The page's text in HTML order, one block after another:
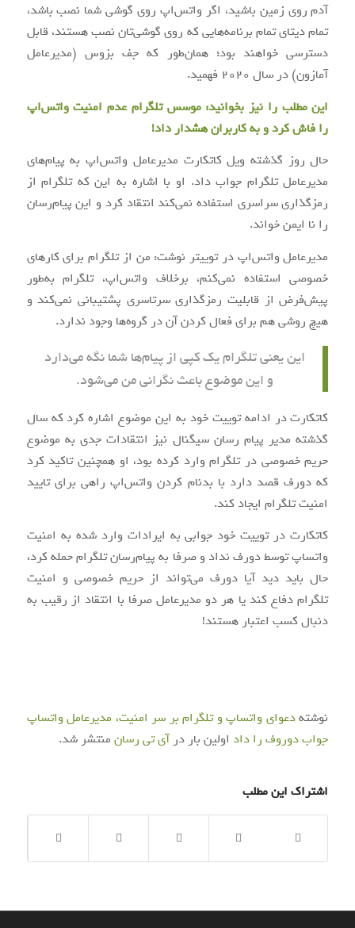
آدم روی زمین باشید، اگر واتس‌اپ روی گوشی شما نصب باشد،
تمام دیتای تمام برنامه‌هایی که روی گوشی‌تان نصب هستند، قابل
دسترسی خواهند بود؛ همان‌طور که جف بزوس (مدیرعامل
آمازون) در سال 2020 فهمید.
این مطلب را نیز بخوانید:موسس تلگرام عدم امنیت واتس‌اپ
را فاش کرد و به کاربران هشدار داد!
حال روز گذشته ویل کاتکارت مدیرعامل واتس‌اپ به پیام‌های
مدیرعامل تلگرام جواب داد. او با اشاره به این که تلگرام از
رمزگذاری سراسری استفاده نمی‌کند انتقاد کرد و این پیام‌رسان
را نا ایمن خواند.
مدیرعامل واتس‌اپ در توییتر نوشت: من از تلگرام برای کارهای
خصوصی استفاده نمی‌کنم، برخلاف واتس‌اپ، تلگرام به‌طور
پیش‌فرض از قابلیت رمزگذاری سرتاسری پشتیبانی نمی‌کند و
هیچ روشی هم برای فعال کردن آن در گروه‌ها وجود ندارد.
این یعنی تلگرام یک کپی از پیام‌ها شما نگه می‌دارد
و این موضوع باعث نگرانی من می‌شود.
کاتکارت در ادامه توییت خود به این موضوع اشاره کرد که سال
گذشته مدیر پیام رسان سیگنال نیز انتقادات جدی به موضوع
حریم خصوصی در تلگرام وارد کرده بود، او همچنین تاکید کرد
که دورف قصد دارد با بدنام کردن واتس‌اپ راهی برای تایید
امنیت تلگرام ایجاد کند.
کاتکارت در توییت خود جوابی به ایرادات وارد شده به امنیت
واتساپ توسط دورف نداد و صرفا به پیام‌رسان تلگرام حمله کرد،
حال باید دید آیا دورف می‌تواند از حریم خصوصی و امنیت
تلگرام دفاع کند یا هر دو مدیرعامل صرفا با انتقاد از رقیب به
دنبال کسب اعتبار هستند!
نوشتهدعوای واتساپ و تلگرام بر سر امنیت، مدیرعامل واتساپ
جواب دوروف را داداولین بار درآی‌ تی‌ رسانمنتشر شد.
اشتراک این مطلب